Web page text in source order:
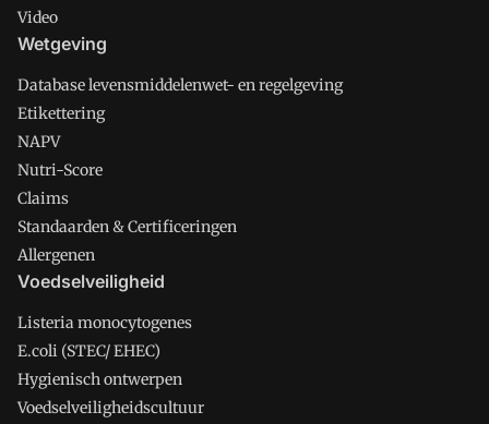
Video
Wetgeving
Database levensmiddelenwet- en regelgeving
Etikettering
NAPV
Nutri-Score
Claims
Standaarden & Certificeringen
Allergenen
Voedselveiligheid
Listeria monocytogenes
E.coli (STEC/ EHEC)
Hygienisch ontwerpen
Voedselveiligheidscultuur